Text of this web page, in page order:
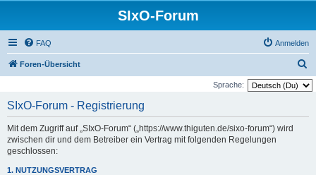
SIxO-Forum
FAQ Anmelden
Foren-Übersicht
u
Sprache:
SIxO-Forum - Registrierung
Mit dem Zugriff auf „SIxO-Forum“ („https://www.thiguten.de/sixo-forum“) wird
zwischen dir und dem Betreiber ein Vertrag mit folgenden Regelungen
geschlossen:
1. NUTZUNGSVERTRAG